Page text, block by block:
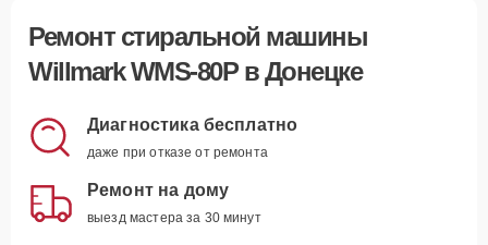
Ремонт стиральной машины
Willmark WMS-80Pв Донецке
Диагностика бесплатно
даже при отказе от ремонта
Ремонт на дому
выезд мастера за 30 минут